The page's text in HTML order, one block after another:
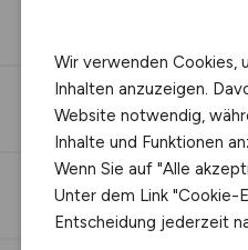
Wir verwenden Cookies,
Inhalten anzuzeigen.
Website notwendig,
Inhalte und Funktionen
Wenn Sie auf "Alle
Unter dem Link "Cookie-
Entscheidung jederzeit